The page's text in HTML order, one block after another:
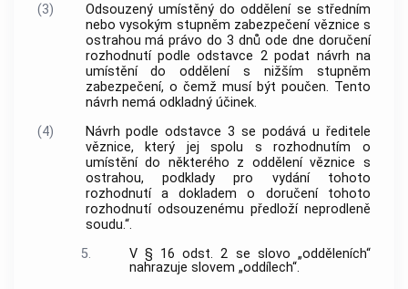
(3)
Odsouzený umístěný do oddělení se středním
nebo vysokým stupněm zabezpečení věznice s
ostrahou má právo do 3 dnů ode dne doručení
rozhodnutí podle odstavce 2 podat návrh na
umístění do oddělení s nižším stupněm
zabezpečení, o čemž musí být poučen. Tento
návrh nemá odkladný účinek.
(4)
Návrh podle odstavce 3 se podává u ředitele
věznice, který jej spolu s rozhodnutím o
umístění do některého z oddělení věznice s
ostrahou, podklady pro vydání tohoto
rozhodnutí a dokladem o doručení tohoto
rozhodnutí odsouzenému předloží neprodleně
soudu.“.
5.
V § 16 odst. 2 se slovo „odděleních“
nahrazuje slovem „oddílech“.